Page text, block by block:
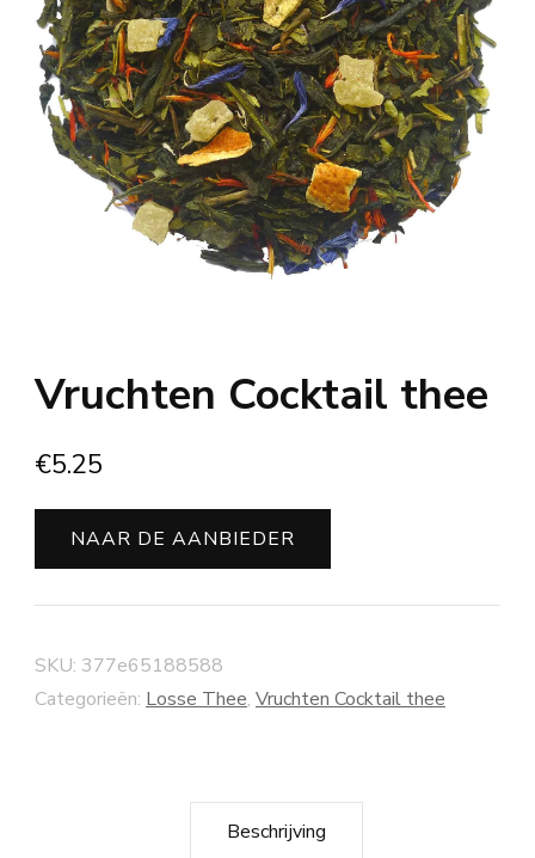
Vruchten Cocktail thee
€5.25
NAAR DE AANBIEDER
SKU: 377e65188588
Categorieën: Losse Thee, Vruchten Cocktail thee
Beschrijving